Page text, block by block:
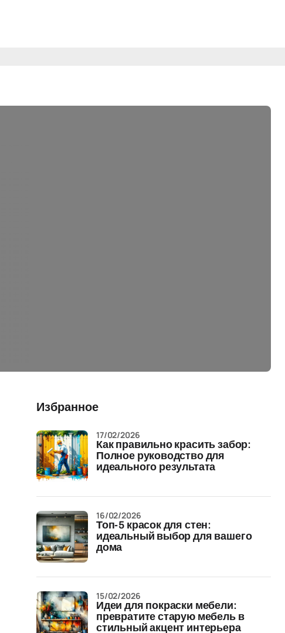
Избранное
Как правильно красить забор:
Полное руководство для
идеального результата
17/02/2026
Топ-5 красок для стен:
идеальный выбор для вашего
дома
16/02/2026
Идеи для покраски мебели:
превратите старую мебель в
стильный акцент интерьера
15/02/2026